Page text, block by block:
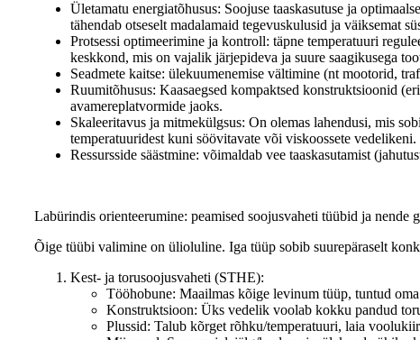
Ületamatu energiatõhusus: Soojuse taaskasutuse ja
tähendab otseselt madalamaid tegevuskulusid ja väiksemat
Protsessi optimeerimine ja kontroll: täpne temperatuuri
keskkond, mis on vajalik järjepideva ja suure saagikusega
Seadmete kaitse: ülekuumenemise vältimine (nt mootorid,
Ruumitõhusus: Kaasaegsed kompaktsed konstruktsioonid
avamereplatvormide jaoks.
Skaleeritavus ja mitmekülgsus: On olemas lahendusi, mis
temperatuuridest kuni söövitavate või viskoossete vedelikeni.
Ressursside säästmine: võimaldab vee taaskasutamist
Labürindis orienteerumine: peamised soojusvaheti tüübid ja nende
Õige tüübi valimine on ülioluline. Iga tüüp sobib suurepäraselt
Kest- ja torusoojusvaheti (STHE):
Tööhobune: Maailmas kõige levinum tüüp, tuntud
Konstruktsioon: Üks vedelik voolab kokku pandud
Plussid: Talub kõrget rõhku/temperatuuri, laia